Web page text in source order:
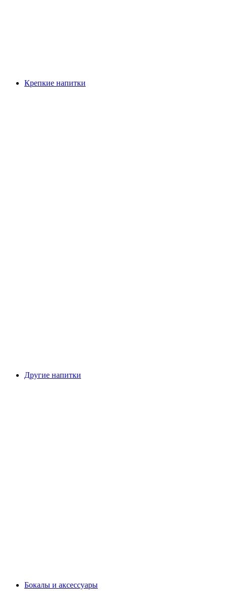
Крепкие напитки
Другие напитки
Бокалы и аксессуары